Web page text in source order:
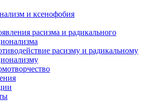
и ксенофобия
расизма и радикального
расизму и радикальному